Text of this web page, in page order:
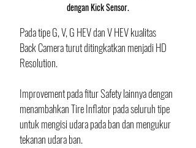
dengan Kick Sensor.
Pada tipe G, V, G HEV dan V HEV kualitas
Back Camera turut ditingkatkan menjadi HD
Resolution.
Improvement pada fitur Safety lainnya dengan
menambahkan Tire Inflator pada seluruh tipe
untuk mengisi udara pada ban dan mengukur
tekanan udara ban.